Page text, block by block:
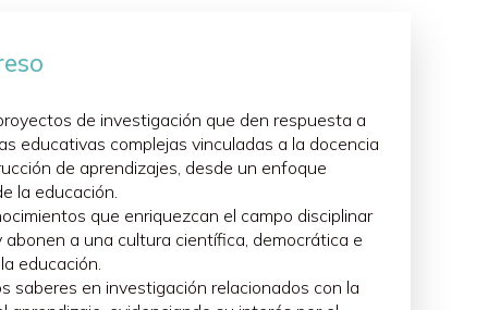
vida (Yáñez, 2015). La riqueza del proceso de
constituyen como personas, de acuerdo con el
pues se concibe que es el sujeto quien
fundamental. Dentro de este marco el concepto
permite la construcción de una identidad y la
como la planificación y la evaluación, a la
a los ambientes virtuales e híbridos de
de investigación que den respuesta a
educativas complejas vinculadas a la docencia
de aprendizajes, desde un enfoque
la educación.
que enriquezcan el campo disciplinar
abonen a una cultura científica, democrática e
educación.
saberes en investigación relacionados con la